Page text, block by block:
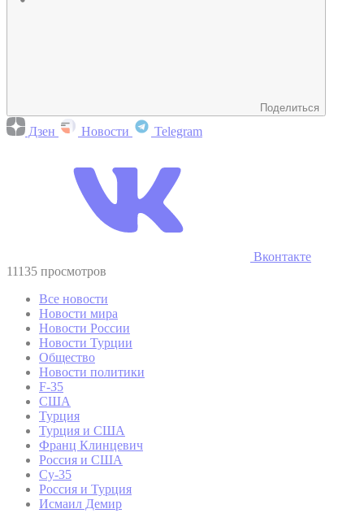
Поделиться
Дзен Новости Telegram
Вконтакте
11135 просмотров
Все новости
Новости мира
Новости России
Новости Турции
Общество
Новости политики
F-35
США
Турция
Турция и США
Франц Клинцевич
Россия и США
Су-35
Россия и Турция
Исмаил Демир